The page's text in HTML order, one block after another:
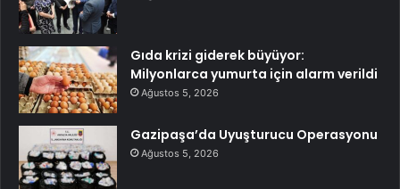
Gıda krizi giderek büyüyor:
Milyonlarca yumurta için alarm verildi
Ağustos 5, 2026
Gazipaşa’da Uyuşturucu Operasyonu
Ağustos 5, 2026